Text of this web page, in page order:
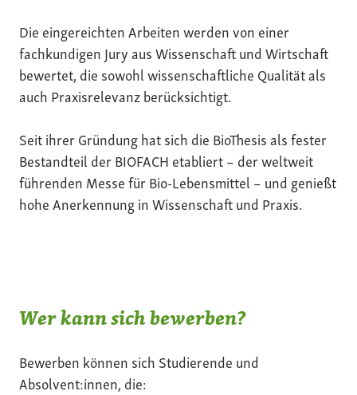
Die eingereichten Arbeiten werden von einer
fachkundigen Jury aus Wissenschaft und Wirtschaft
bewertet, die sowohl wissenschaftliche Qualität als
auch Praxisrelevanz berücksichtigt.
Seit ihrer Gründung hat sich die BioThesis als fester
Bestandteil der BIOFACH etabliert – der weltweit
führenden Messe für Bio-Lebensmittel – und genießt
hohe Anerkennung in Wissenschaft und Praxis.
Wer kann sich bewerben?
Bewerben können sich Studierende und
Absolvent:innen, die: